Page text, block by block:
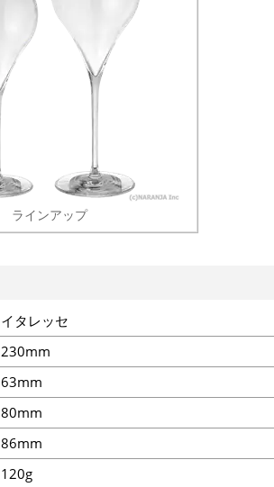
ラインアップ
イタレッセ
230mm
63mm
80mm
86mm
120g